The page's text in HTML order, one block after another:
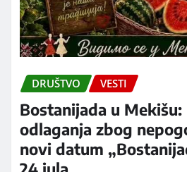
DRUŠTVO VESTI
Bostanijada u Mekišu:
odlaganja zbog
novi datum